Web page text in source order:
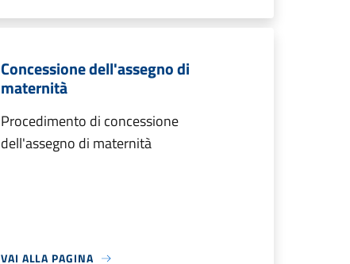
Concessione dell'assegno di
maternità
Procedimento di concessione
dell'assegno di maternità
VAI ALLA PAGINA